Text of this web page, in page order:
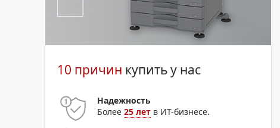
10 причин купить у нас
Надежность
Более25 лет в ИТ-бизнесе.